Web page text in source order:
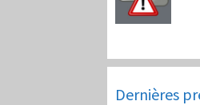
Dernières